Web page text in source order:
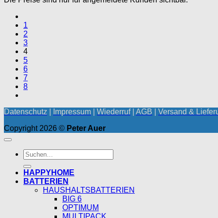
1
2
3
4
5
6
7
8
Datenschutz Impressum Wiederruf| AGB
Versand &
Copyright 2026 © Peter Auer
Suchen
nach:
HAPPYHOME
BATTERIEN
HAUSHALTSBATTERIEN
BIG 6
OPTIMUM
MULTIPACK